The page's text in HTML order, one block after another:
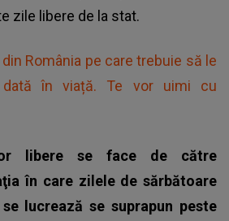
zile libere de la stat.
România pe care trebuie să le
în viață. Te vor uimi cu
libere se face de către
în care zilele de sărbătoare
lucrează se suprapun peste